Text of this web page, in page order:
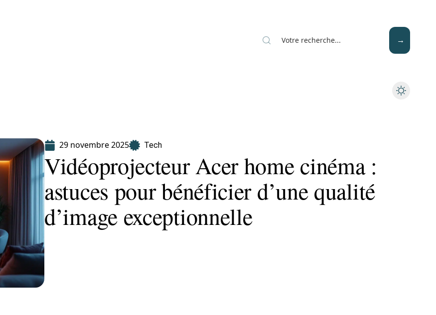
29 novembre 2025 Tech
Vidéoprojecteur Acer home cinéma :
astuces pour bénéficier d’une qualité
d’image exceptionnelle